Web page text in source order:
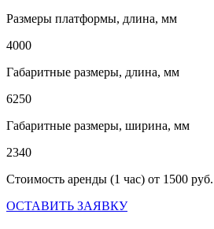
Размеры платформы, длина, мм
4000
Габаритные размеры, длина, мм
6250
Габаритные размеры, ширина, мм
2340
Стоимость аренды (1 час) от 1500 руб.
ОСТАВИТЬ ЗАЯВКУ